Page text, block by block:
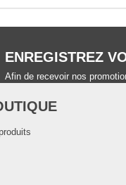
ENREGISTREZ
Afin de recevoir nos